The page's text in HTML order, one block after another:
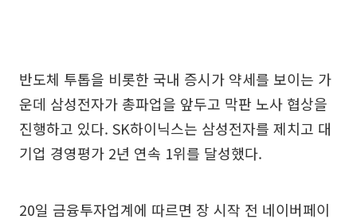
반도체 투톱을 비롯한 국내 증시가 약세를 보이는 가
운데 삼성전자가 총파업을 앞두고 막판 노사 협상을
진행하고 있다. SK하이닉스는 삼성전자를 제치고 대
기업 경영평가 2년 연속 1위를 달성했다.
20일 금융투자업계에 따르면 장 시작 전 네이버페이